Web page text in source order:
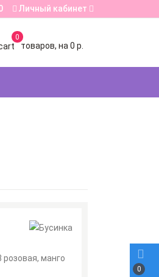
0
Личный кабинет
0
товаров, на 0 р.
манго